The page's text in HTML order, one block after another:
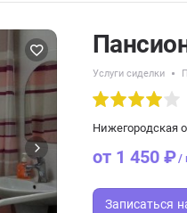
Услуги сиделки
Нижегородская
от 1 450 ₽/
Записаться